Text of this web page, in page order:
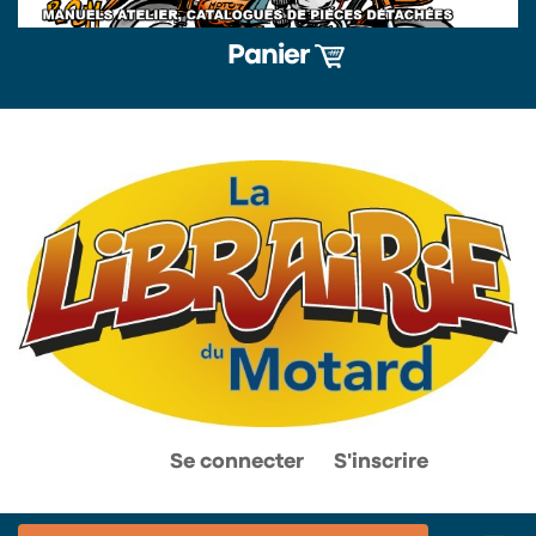
Panier
Se connecter S'inscrire